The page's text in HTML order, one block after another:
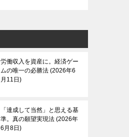
労働収入を資産に。経済ゲー
ムの唯一の必勝法 2026年6
月11日
「達成して当然」と思える基
準。真の願望実現法 2026年
6月8日